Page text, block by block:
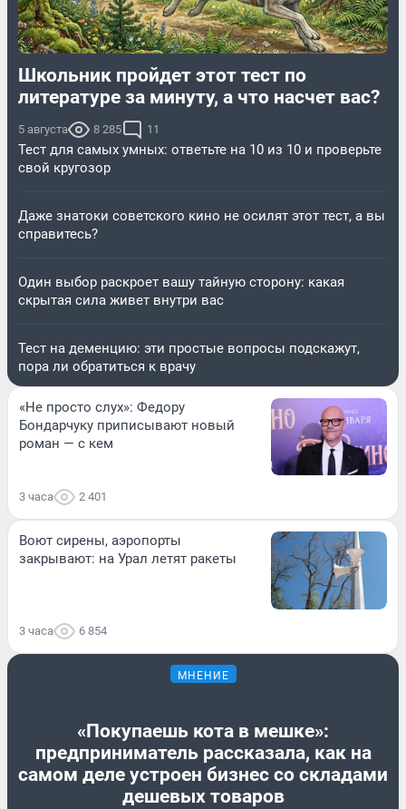
Школьник пройдет этот тест по
литературе за минуту, а что насчет вас?
5 августа 8 285 11
Тест для самых умных: ответьте на 10 из 10 и проверьте
свой кругозор
Даже знатоки советского кино не осилят этот тест, а вы
справитесь?
Один выбор раскроет вашу тайную сторону: какая
скрытая сила живет внутри вас
Тест на деменцию: эти простые вопросы подскажут,
пора ли обратиться к врачу
«Не просто слух»: Федору
Бондарчуку приписывают новый
роман — с кем
3 часа 2 401
Воют сирены, аэропорты
закрывают: на Урал летят ракеты
3 часа 6 854
МНЕНИЕ
«Покупаешь кота в мешке»:
предприниматель рассказала, как на
самом деле устроен бизнес со складами
дешевых товаров